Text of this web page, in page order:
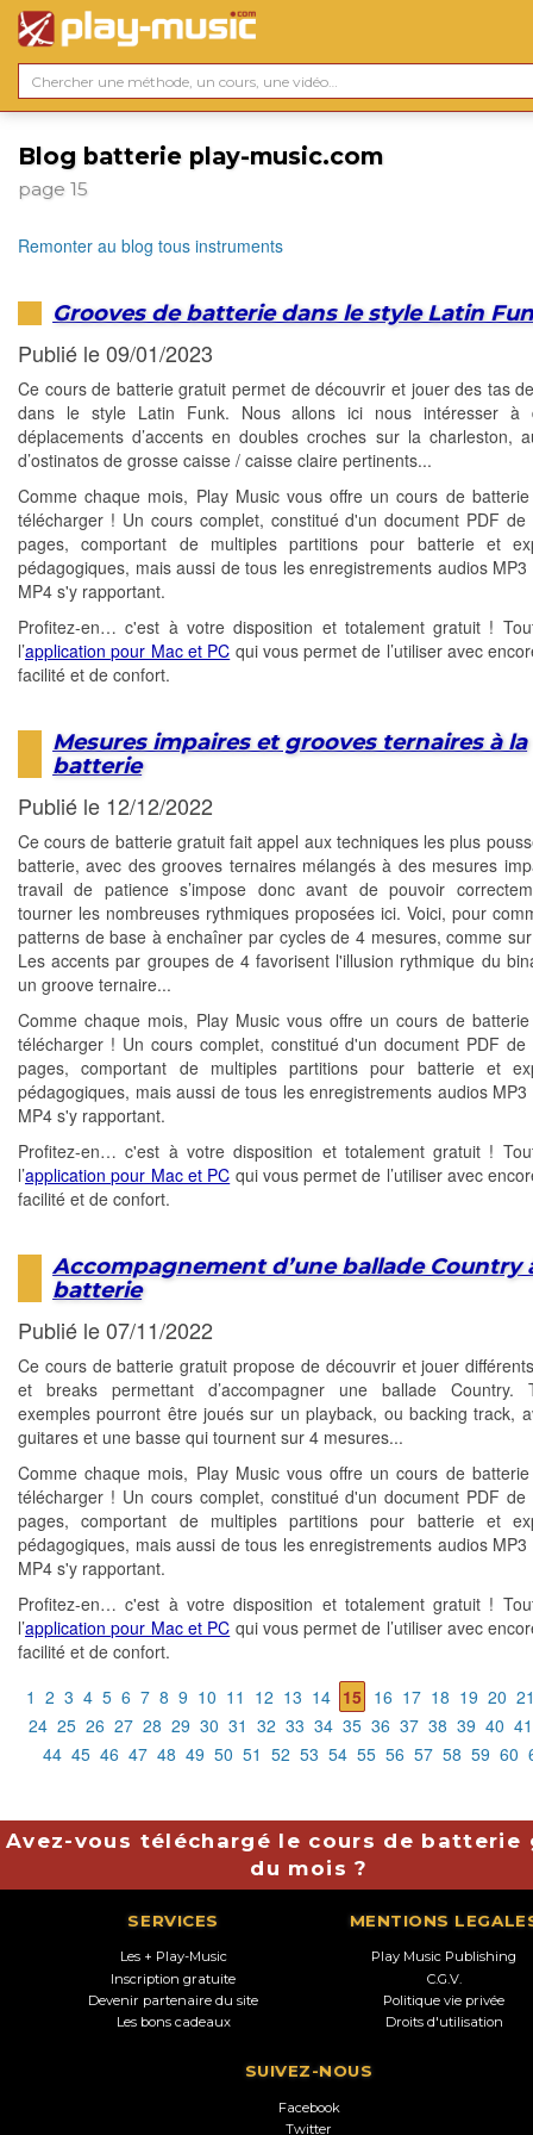
Blog batterie play-music.com
page 15
Remonter au blog tous instruments
Grooves de batterie dans le style Latin
Publié le 09/01/2023
Ce cours de batterie gratuit permet de découvrir et jouer des tas
dans le style Latin Funk. Nous allons ici nous intéresser à
déplacements d’accents en doubles croches sur la charleston,
d’ostinatos de grosse caisse / caisse claire pertinents...
Comme chaque mois, Play Music vous offre un cours de
télécharger ! Un cours complet, constitué d'un document PDF de
pages, comportant de multiples partitions pour batterie et
pédagogiques, mais aussi de tous les enregistrements audios MP3
MP4 s'y rapportant.
Profitez-en… c'est à votre disposition et totalement gratuit !
l’application pour Mac et PC qui vous permet de l’utiliser avec
facilité et de confort.
Mesures impaires et grooves ternaires à la
batterie
Publié le 12/12/2022
Ce cours de batterie gratuit fait appel aux techniques les plus
batterie, avec des grooves ternaires mélangés à des mesures
travail de patience s’impose donc avant de pouvoir
tourner les nombreuses rythmiques proposées ici. Voici, pour
patterns de base à enchaîner par cycles de 4 mesures, comme
Les accents par groupes de 4 favorisent l'illusion rythmique du
un groove ternaire...
Comme chaque mois, Play Music vous offre un cours de
télécharger ! Un cours complet, constitué d'un document PDF de
pages, comportant de multiples partitions pour batterie et
pédagogiques, mais aussi de tous les enregistrements audios MP3
MP4 s'y rapportant.
Profitez-en… c'est à votre disposition et totalement gratuit !
l’application pour Mac et PC qui vous permet de l’utiliser avec
facilité et de confort.
Accompagnement d’une ballade Country
batterie
Publié le 07/11/2022
Ce cours de batterie gratuit propose de découvrir et jouer
et breaks permettant d’accompagner une ballade Country.
exemples pourront être joués sur un playback, ou backing track,
guitares et une basse qui tournent sur 4 mesures...
Comme chaque mois, Play Music vous offre un cours de
télécharger ! Un cours complet, constitué d'un document PDF de
pages, comportant de multiples partitions pour batterie et
pédagogiques, mais aussi de tous les enregistrements audios MP3
MP4 s'y rapportant.
Profitez-en… c'est à votre disposition et totalement gratuit !
l’application pour Mac et PC qui vous permet de l’utiliser avec
facilité et de confort.
1 2 3 4 5 6 7 8 9 10 11 12 13 14 15 16 17 18 19 20
24 25 26 27 28 29 30 31 32 33 34 35 36 37 38 39 40 41
44 45 46 47 48 49 50 51 52 53 54 55 56 57 58 59 60
Avez-vous téléchargé le cours de batterie
du mois ?
SERVICES
Les + Play-Music
Inscription gratuite
Devenir partenaire du site
Les bons cadeaux
MENTIONS
Play Music Publishing
C.G.V.
Politique vie privée
Droits d'utilisation
SUIVEZ-NOUS
Facebook
Twitter